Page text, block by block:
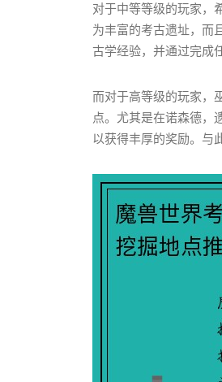
对于中等等级的玩家，
为丰富的考古遗址，而
古学经验，并通过完成
而对于高等级的玩家，
点。尤其是在诺森德，
以获得丰厚的奖励。与